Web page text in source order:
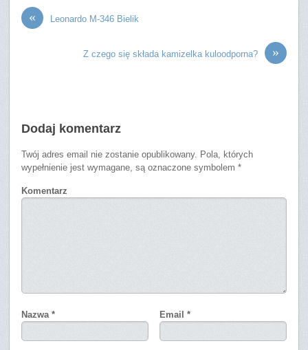
« Leonardo M-346 Bielik
»
Z czego się składa kamizelka kuloodporna?
Dodaj komentarz
Twój adres email nie zostanie opublikowany. Pola, których
wypełnienie jest wymagane, są oznaczone symbolem*
Komentarz
Nazwa* Email *